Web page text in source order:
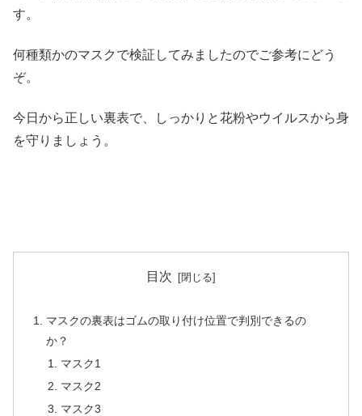
す。
何種類かのマスクで検証してみましたのでご参考にどう
ぞ。
今日から正しい裏表で、しっかりと花粉やウイルスから身
を守りましょう。
目次
マスクの裏表はゴムの取り付け位置で判別できるの
か？
マスク1
マスク2
マスク3